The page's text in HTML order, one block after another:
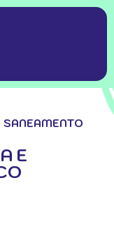
SANEAMENTO
E